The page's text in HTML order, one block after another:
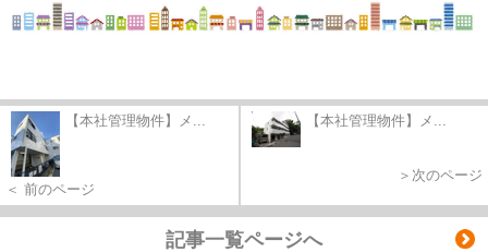
【本社管理物件】メ...
＜ 前のページ
【本社管理物件】メ...
＞次のページ
記事一覧ページへ